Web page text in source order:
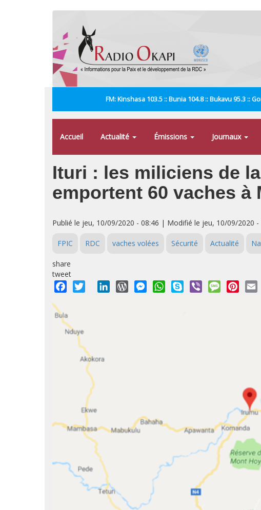
FM: Kinshasa 103.5 :: Bunia 104.8 :: Bukavu 95.3 ::
Accueil Actualité Émissions Journaux
Ituri : les miliciens de
emportent 60 vaches à
Publié le jeu, 10/09/2020 - 08:46 | Modifié le jeu, 10/09/2020 -
FPIC RDC vaches volées Sécurité Actualité
share
tweet
Facebook
Twitter LinkedInWordPressMessengerWhatsApp
Skype Viber Message